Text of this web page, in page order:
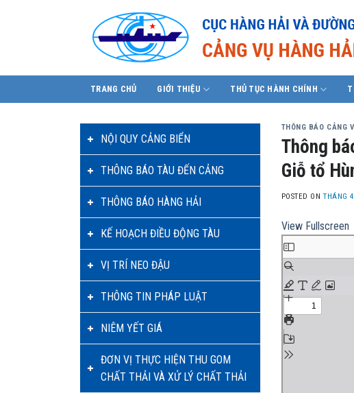
TRANG CHỦ GIỚI THIỆU THỦ TỤC HÀNH CHÍNH
NỘI QUY CẢNG BIỂN
THÔNG BÁO TÀU ĐẾN CẢNG
THÔNG BÁO HÀNG HẢI
KẾ HOẠCH ĐIỀU ĐỘNG TÀU
VỊ TRÍ NEO ĐẬU
THÔNG TIN PHÁP LUẬT
NIÊM YẾT GIÁ
ĐƠN VỊ THỰC HIỆN THU GOM
CHẤT THẢI VÀ XỬ LÝ CHẤT THẢI
THÔNG BÁO CẢNG
Thông
Giỗ tổ
POSTED ONTHÁNG
View Fullscreen
Skip
to
PDF
content